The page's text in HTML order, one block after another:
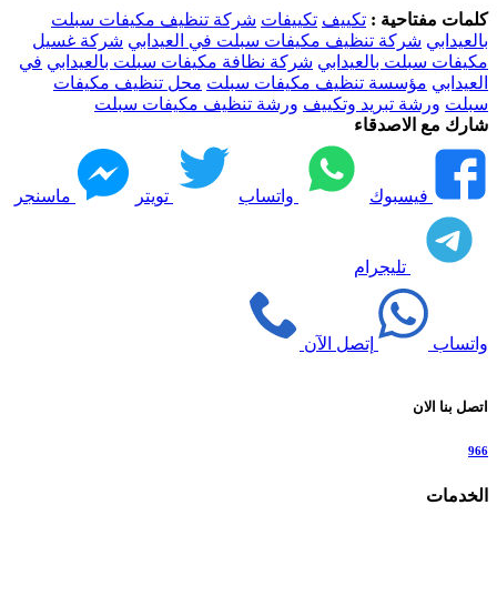
كلمات مفتاحية : تكييف تكييفات شركة تنظيف مكيفات سبلت
بالعيدابي شركة تنظيف مكيفات سبلت في العيدابي شركة غسيل
مكيفات سبلت بالعيدابي شركة نظافة مكيفات سبلت بالعيدابي في
العيدابي مؤسسة تنظيف مكيفات سبلت محل تنظيف مكيفات
سبلت ورشة تبريد وتكييف ورشة تنظيف مكيفات سبلت
شارك مع الاصدقاء
فيسبوك واتساب تويتر ماسنجر
تليجرام
واتساب إتصل الآن
اتصل بنا الان
966
الخدمات